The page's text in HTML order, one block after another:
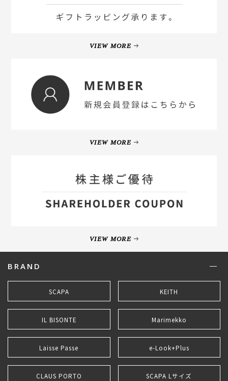
VIEW MORE
VIEW MORE
VIEW MORE
BRAND
SCAPA KEITH
IL BISONTE Marimekko
Laisse Passe e-Look+Plus
CLAUS PORTO SCAPA Lサイズ